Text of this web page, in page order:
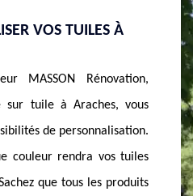
À ARACHES SE MET
et vous souhaitez
d’éviter toutes sortes de
de couvreur MASSON
est la meilleure solution !
de professionnels
le